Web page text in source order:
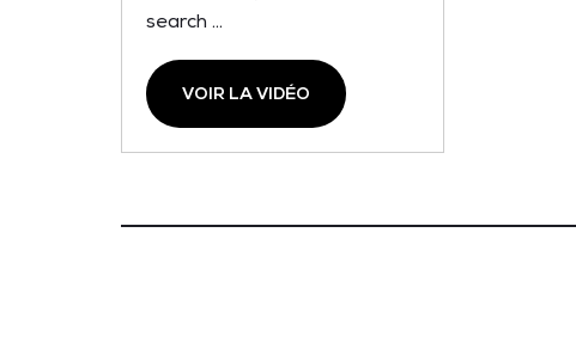
search ...
VOIR LA VIDÉO